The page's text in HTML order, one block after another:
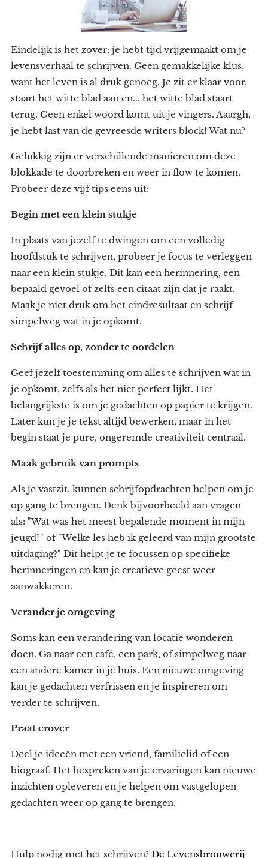
Eindelijk is het zover: je hebt tijd vrijgemaakt om je
levensverhaal te schrijven. Geen gemakkelijke klus,
want het leven is al druk genoeg. Je zit er klaar voor,
staart het witte blad aan en... het witte blad staart
terug. Geen enkel woord komt uit je vingers. Aaargh,
je hebt last van de gevreesde writers block! Wat nu?
Gelukkig zijn er verschillende manieren om deze
blokkade te doorbreken en weer in flow te komen.
Probeer deze vijf tips eens uit:
Begin met een klein stukje
In plaats van jezelf te dwingen om een volledig
hoofdstuk te schrijven, probeer je focus te verleggen
naar een klein stukje. Dit kan een herinnering, een
bepaald gevoel of zelfs een citaat zijn dat je raakt.
Maak je niet druk om het eindresultaat en schrijf
simpelweg wat in je opkomt.
Schrijf alles op, zonder te oordelen
Geef jezelf toestemming om alles te schrijven wat in
je opkomt, zelfs als het niet perfect lijkt. Het
belangrijkste is om je gedachten op papier te krijgen.
Later kun je je tekst altijd bewerken, maar in het
begin staat je pure, ongeremde creativiteit centraal.
Maak gebruik van prompts
Als je vastzit, kunnen schrijfopdrachten helpen om je
op gang te brengen. Denk bijvoorbeeld aan vragen
als: "Wat was het meest bepalende moment in mijn
jeugd?" of "Welke les heb ik geleerd van mijn grootste
uitdaging?" Dit helpt je te focussen op specifieke
herinneringen en kan je creatieve geest weer
aanwakkeren.
Verander je omgeving
Soms kan een verandering van locatie wonderen
doen. Ga naar een café, een park, of simpelweg naar
een andere kamer in je huis. Een nieuwe omgeving
kan je gedachten verfrissen en je inspireren om
verder te schrijven.
Praat erover
Deel je ideeën met een vriend, familielid of een
biograaf. Het bespreken van je ervaringen kan nieuwe
inzichten opleveren en je helpen om vastgelopen
gedachten weer op gang te brengen.
Hulp nodig met het schrijven? De Levensbrouwerij